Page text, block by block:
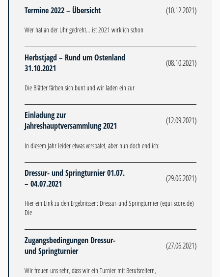
Termine 2022 – Übersicht (10.12.2021)
Wer hat an der Uhr gedreht… ist 2021 wirklich schon
Herbstjagd – Rund um Ostenland
31.10.2021
(08.10.2021)
Die Blätter färben sich bunt und wir laden ein zur
Einladung zur
Jahreshauptversammlung 2021
(12.09.2021)
In diesem Jahr leider etwas verspätet, aber nun doch endlich:
Dressur- und Springturnier 01.07.
– 04.07.2021
(29.06.2021)
Hier ein Link zu den Ergebnissen: Dressur-und Springturnier (equi-score.de)
Die
Zugangsbedingungen Dressur-
und Springturnier
(27.06.2021)
Wir freuen uns sehr, dass wir ein Turnier mit Berufsreitern,